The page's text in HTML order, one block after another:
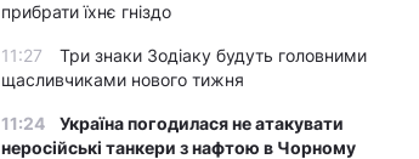
прибрати їхнє гніздо
11:27
Три знаки Зодіаку будуть головними
щасливчиками нового тижня
11:24
Україна погодилася не атакувати
неросійські танкери з нафтою в Чорному